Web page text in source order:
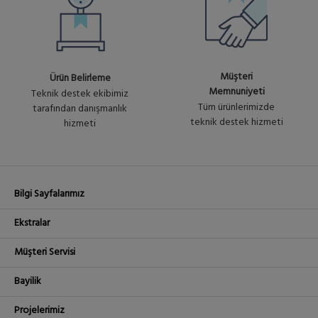
L6 Firewall / Router
RB5009UPr-PLUS-S-PLUS-IN
RB5009UPr+S+IN with
case
Ürün
U2004
RB5009UPr-PLUS-S-PLUS-
OUT
Ürün
14,801.04₺
Ürün Belirleme
Teknik destek ekibimiz
tarafından danışmanlık
hizmeti
Müşteri
Memnuniyeti
Tüm ürünlerimizde
teknik destek hizmeti
Bilgi Sayfalarımız
Ekstralar
Müşteri Servisi
Bayilik
Projelerimiz